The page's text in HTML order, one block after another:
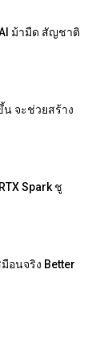
ม้ามืด สัญชาติ
น จะช่วยสร้าง
Spark ชู
อนจริง Better